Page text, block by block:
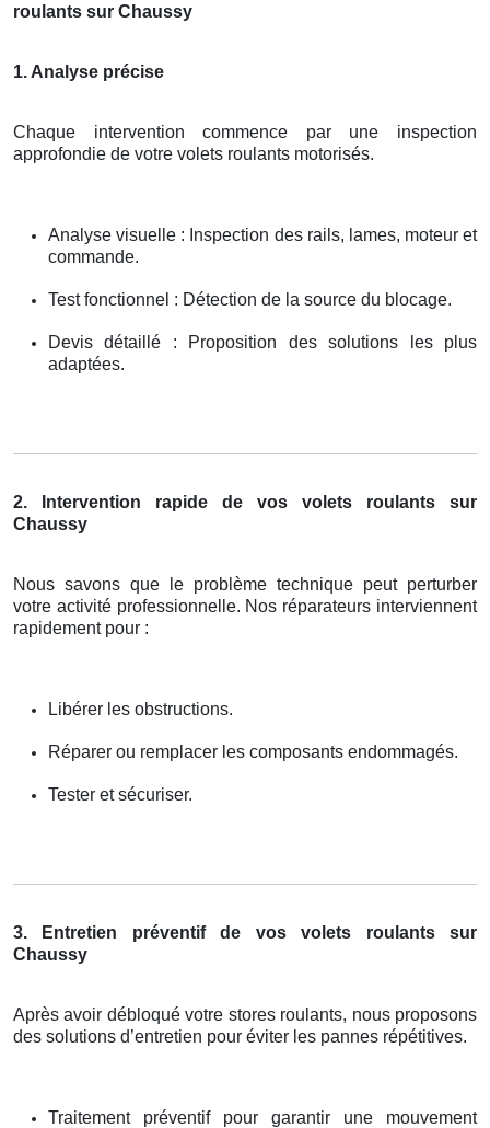
roulants sur Chaussy
1. Analyse précise
Chaque intervention commence par une inspection
approfondie de votre volets roulants motorisés.
Analyse visuelle : Inspection des rails, lames, moteur et
commande.
Test fonctionnel : Détection de la source du blocage.
Devis détaillé : Proposition des solutions les plus
adaptées.
2. Intervention rapide de vos volets roulants sur
Chaussy
Nous savons que le problème technique peut perturber
votre activité professionnelle. Nos réparateurs interviennent
rapidement pour :
Libérer les obstructions.
Réparer ou remplacer les composants endommagés.
Tester et sécuriser.
3. Entretien préventif de vos volets roulants sur
Chaussy
Après avoir débloqué votre stores roulants, nous proposons
des solutions d’entretien pour éviter les pannes répétitives.
Traitement préventif pour garantir une mouvement